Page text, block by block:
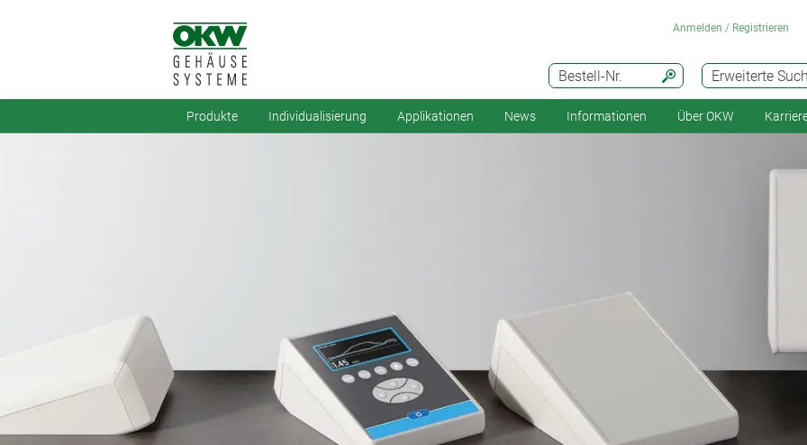
Erweiterte
Bestell-Nr.
Anmelden / Registrieren
Produkte Individualisierung Applikationen News Informationen Über OKW